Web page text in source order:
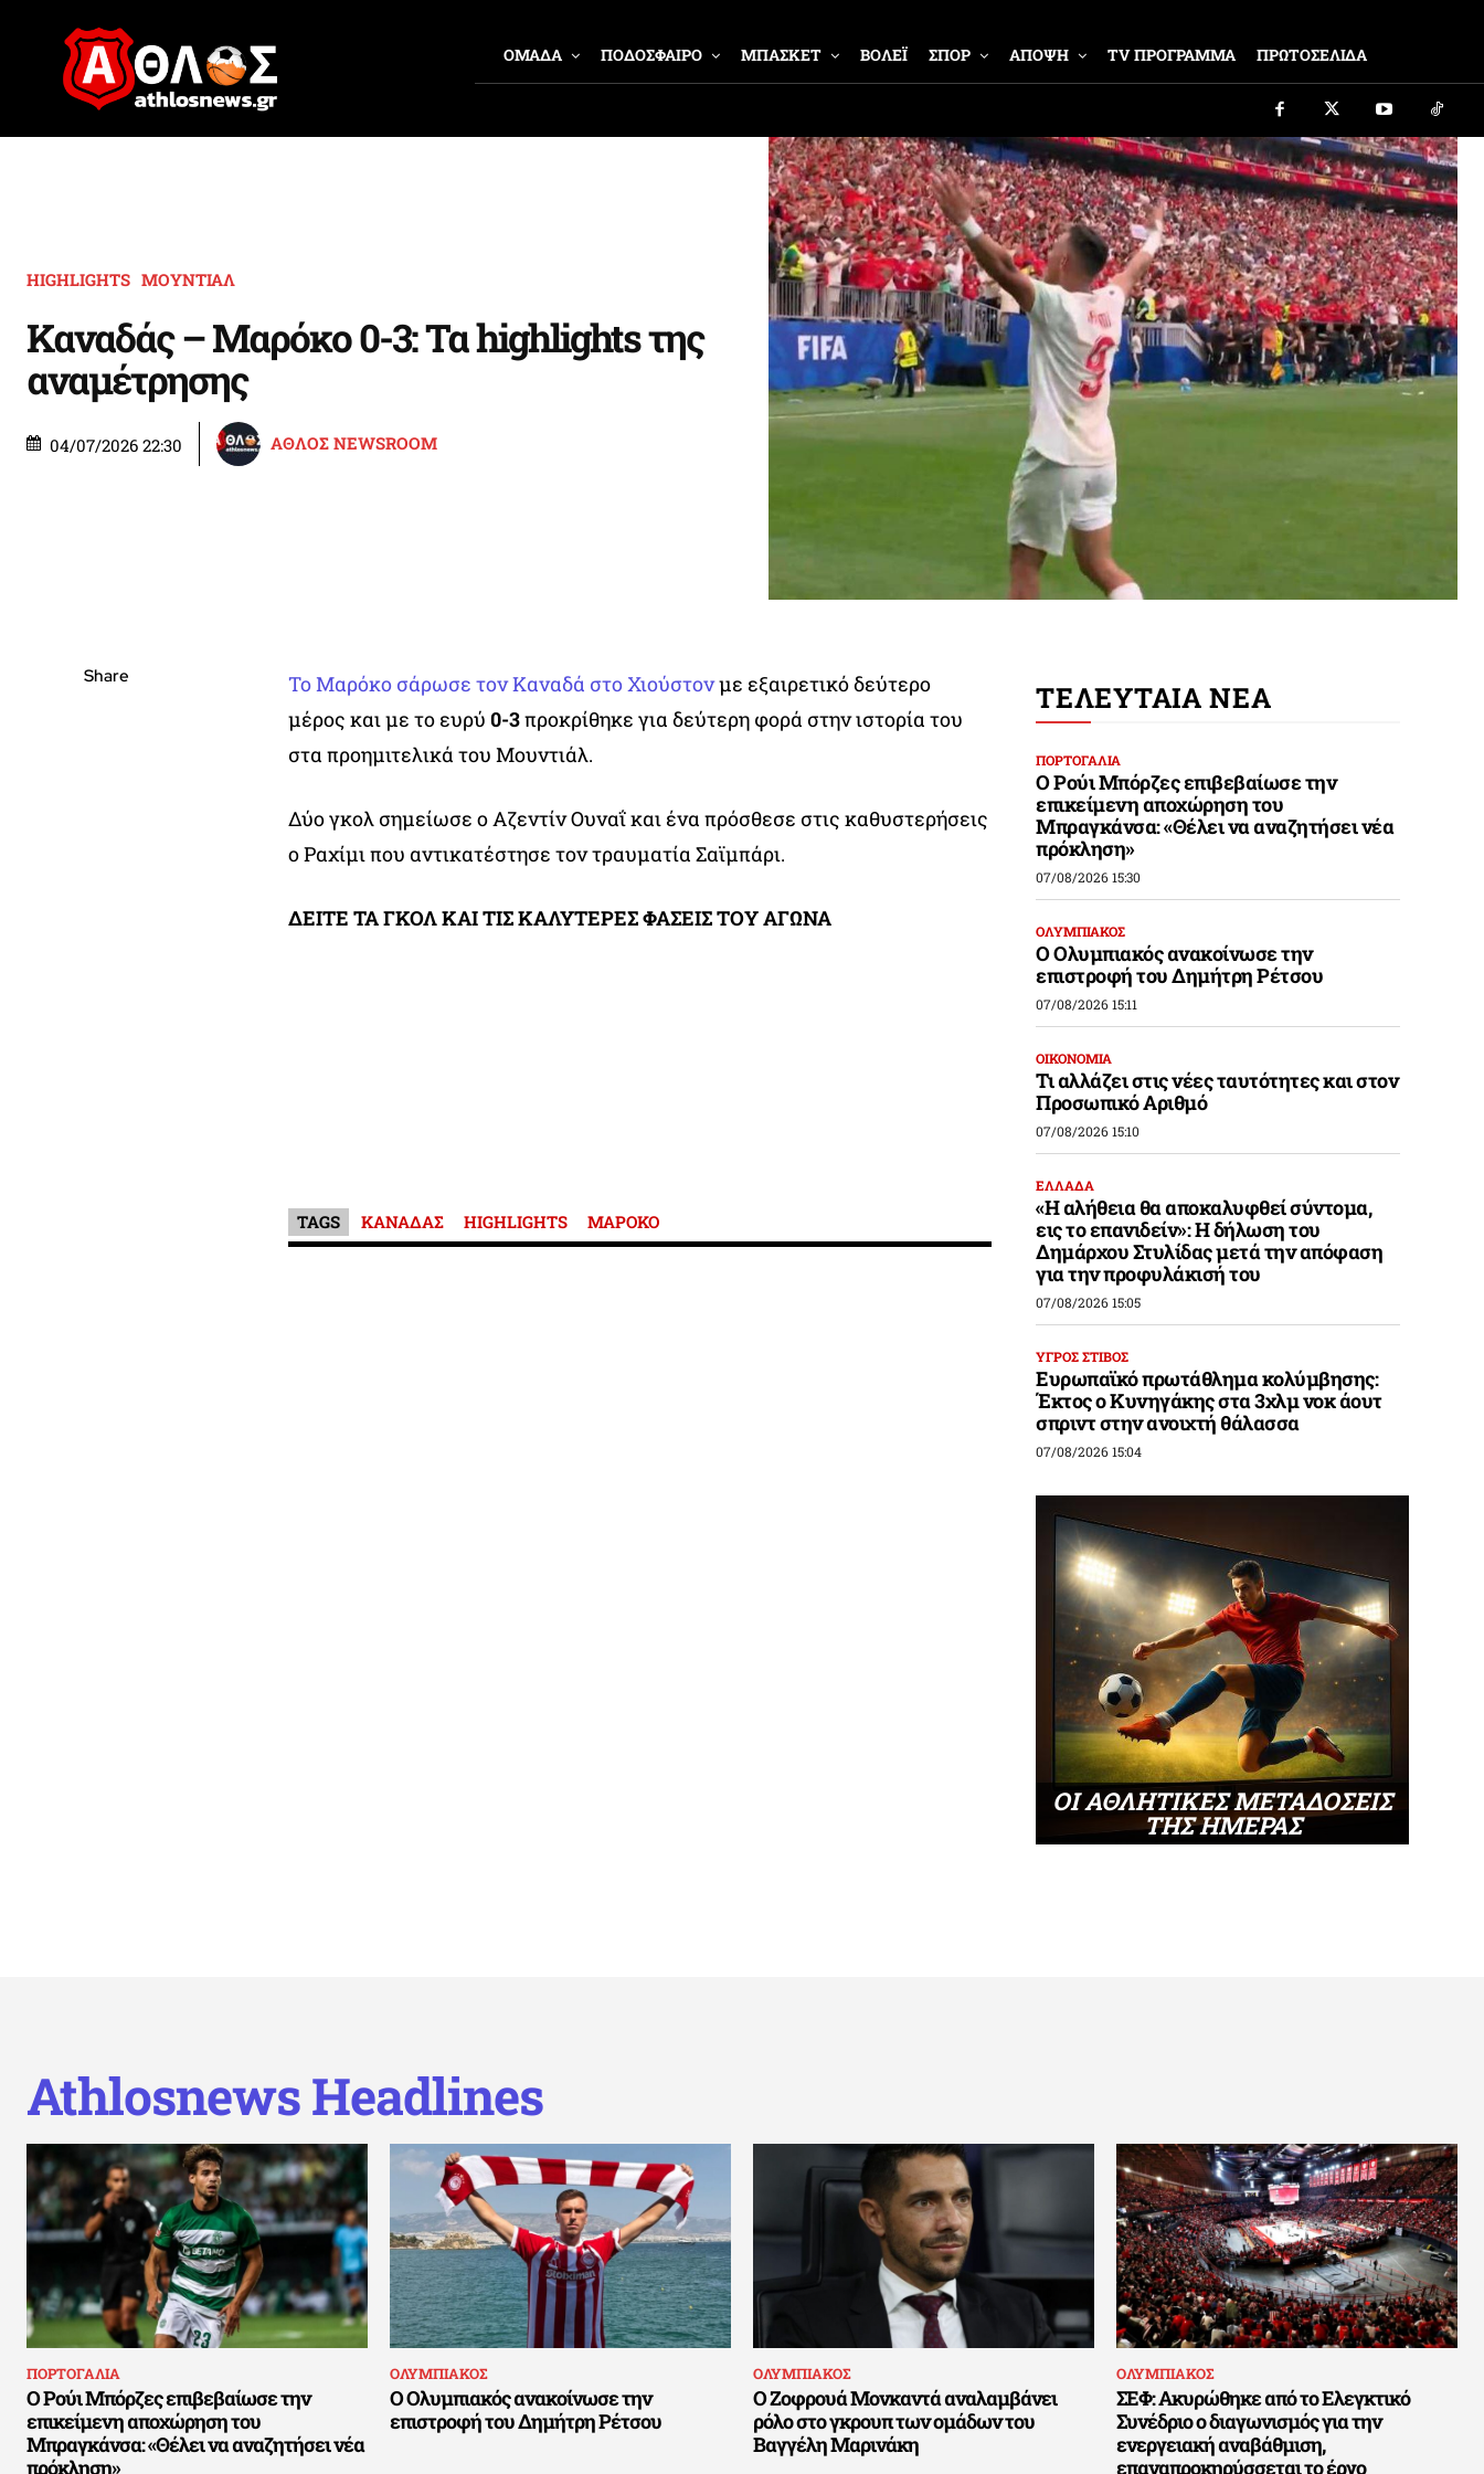
ΟΜΑΔΑ ΠΟΔΟΣΦΑΙΡΟ ΜΠΑΣΚΕΤ ΒΟΛΕΪ ΣΠΟΡ ΑΠΟΨΗ TV ΠΡΟΓΡΑΜΜΑ ΠΡΩΤΟΣΕΛΙΔΑ
HIGHLIGHTS ΜΟΥΝΤΙΑΛ
Καναδάς – Μαρόκο 0-3: Τα highlights της
αναμέτρησης
04/07/2026 22:30 ΑΘΛΟΣ NEWSROOM
Share Το Μαρόκο σάρωσε τον Καναδά στο Χιούστονμε εξαιρετικό δεύτερο
μέρος και με το ευρύ 0-3προκρίθηκε για δεύτερη φορά στην ιστορία του
στα προημιτελικά του Μουντιάλ.
Δύο γκολ σημείωσε ο Αζεντίν Ουναΐ και ένα πρόσθεσε στις καθυστερήσεις
ο Ραχίμι που αντικατέστησε τον τραυματία Σαϊμπάρι.
ΔΕΙΤΕ ΤΑ ΓΚΟΛ ΚΑΙ ΤΙΣ ΚΑΛΥΤΕΡΕΣ ΦΑΣΕΙΣ ΤΟΥ ΑΓΩΝΑ
TAGS ΚΑΝΑΔΑΣ HIGHLIGHTS ΜΑΡΟΚΟ
ΤΕΛΕΥΤΑΙΑ ΝΕΑ
ΠΟΡΤΟΓΑΛΙΑ
Ο Ρούι Μπόρζες επιβεβαίωσε την
επικείμενη αποχώρηση του
Μπραγκάνσα: «Θέλει να αναζητήσει νέα
πρόκληση»
07/08/2026 15:30
ΟΛΥΜΠΙΑΚΟΣ
Ο Ολυμπιακός ανακοίνωσε την
επιστροφή του Δημήτρη Ρέτσου
07/08/2026 15:11
ΟΙΚΟΝΟΜΙΑ
Τι αλλάζει στις νέες ταυτότητες και στον
Προσωπικό Αριθμό
07/08/2026 15:10
ΕΛΛΑΔΑ
«Η αλήθεια θα αποκαλυφθεί σύντομα,
εις το επανιδείν»: Η δήλωση του
Δημάρχου Στυλίδας μετά την απόφαση
για την προφυλάκισή του
07/08/2026 15:05
ΥΓΡΟΣ ΣΤΙΒΟΣ
Ευρωπαϊκό πρωτάθλημα κολύμβησης:
Έκτος ο Κυνηγάκης στα 3χλμ νοκ άουτ
σπριντ στην ανοιχτή θάλασσα
07/08/2026 15:04
ΟΙ ΑΘΛΗΤΙΚΕΣ ΜΕΤΑΔΟΣΕΙΣ
ΤΗΣ ΗΜΕΡΑΣ
Athlosnews Headlines
ΠΟΡΤΟΓΑΛΙΑ
Ο Ρούι Μπόρζες επιβεβαίωσε την
επικείμενη αποχώρηση του
Μπραγκάνσα: «Θέλει να αναζητήσει νέα
πρόκληση»
ΟΛΥΜΠΙΑΚΟΣ
Ο Ολυμπιακός ανακοίνωσε την
επιστροφή του Δημήτρη Ρέτσου
ΟΛΥΜΠΙΑΚΟΣ
Ο Ζοφρουά Μονκαντά αναλαμβάνει
ρόλο στο γκρουπ των ομάδων του
Βαγγέλη Μαρινάκη
ΟΛΥΜΠΙΑΚΟΣ
ΣΕΦ: Ακυρώθηκε από το Ελεγκτικό
Συνέδριο ο διαγωνισμός για την
ενεργειακή αναβάθμιση,
επαναπροκηρύσσεται το έργο